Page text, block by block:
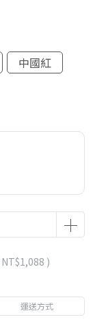
中國紅
NT$1,088 )
運送方式